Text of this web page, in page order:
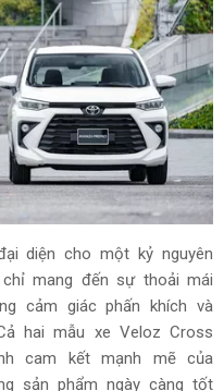
diện cho một kỷ nguyên
mang đến sự thoải mái
cảm giác phấn khích và
hai mẫu xe Veloz Cross
cam kết mạnh mẽ của
sản phẩm ngày càng tốt